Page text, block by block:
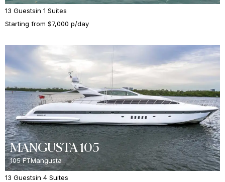
13 Guestsin 1 Suites
Starting from $7,000 p/day
MANGUSTA 105
105 FTMangusta
13 Guestsin 4 Suites